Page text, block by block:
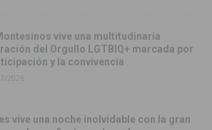
vive una multitudinaria
del Orgullo LGTBIQ+ marcada por
y la convivencia
2026
vive una noche inolvidable con la gran